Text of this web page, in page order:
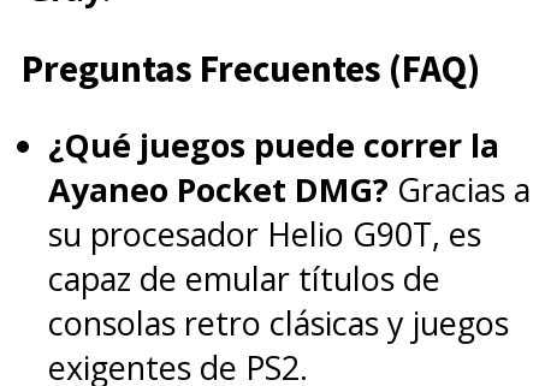
Preguntas Frecuentes (FAQ)
¿Qué juegos puede correr la
Ayaneo Pocket DMG? Gracias a
su procesador Helio G90T, es
capaz de emular títulos de
consolas retro clásicas y juegos
exigentes de PS2.